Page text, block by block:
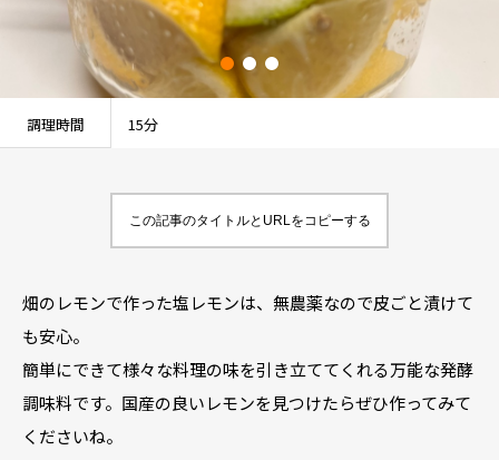
調理時間 15分
この記事のタイトルとURLをコピーする
畑のレモンで作った塩レモンは、無農薬なので皮ごと漬けて
も安心。
簡単にできて様々な料理の味を引き立ててくれる万能な発酵
調味料です。国産の良いレモンを見つけたらぜひ作ってみて
くださいね。